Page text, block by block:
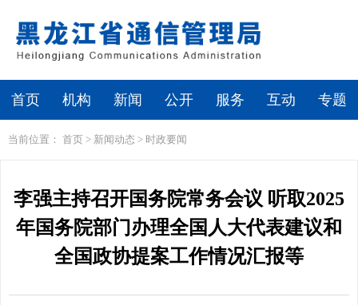
首页 机构 新闻 公开 服务 互动 专题
当前位置： 首页 > 新闻动态 > 时政要闻
李强主持召开国务院常务会议 听取2025
年国务院部门办理全国人大代表建议和
全国政协提案工作情况汇报等